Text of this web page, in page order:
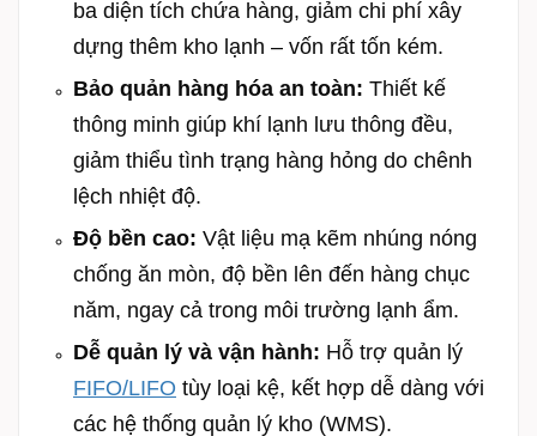
ba diện tích chứa hàng, giảm chi phí xây
dựng thêm kho lạnh – vốn rất tốn kém.
Bảo quản hàng hóa an toàn: Thiết kế
thông minh giúp khí lạnh lưu thông đều,
giảm thiểu tình trạng hàng hỏng do chênh
lệch nhiệt độ.
Độ bền cao: Vật liệu mạ kẽm nhúng nóng
chống ăn mòn, độ bền lên đến hàng chục
năm, ngay cả trong môi trường lạnh ẩm.
Dễ quản lý và vận hành: Hỗ trợ quản lý
FIFO/LIFO tùy loại kệ, kết hợp dễ dàng với
các hệ thống quản lý kho (WMS).